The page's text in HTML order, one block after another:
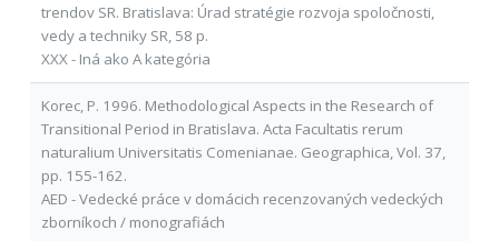
trendov SR. Bratislava: Úrad stratégie rozvoja spoločnosti,
vedy a techniky SR, 58 p.
XXX - Iná ako A kategória
Korec, P. 1996. Methodological Aspects in the Research of
Transitional Period in Bratislava. Acta Facultatis rerum
naturalium Universitatis Comenianae. Geographica, Vol. 37,
pp. 155-162.
AED - Vedecké práce v domácich recenzovaných vedeckých
zborníkoch / monografiách